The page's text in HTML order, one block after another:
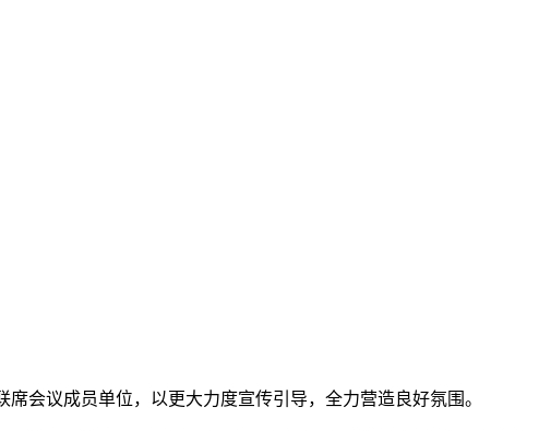
会议成员单位，以更大力度宣传引导，全力营造良好氛围。